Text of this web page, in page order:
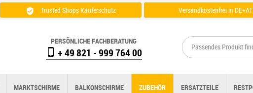
Trusted Shops Käuferschutz
Versandkostenfrei in
PERSÖNLICHE FACHBERATUNG
+ 49 821 - 999 764 00
MARKTSCHIRME BALKONSCHIRME ZUBEHÖR ERSATZTEILE